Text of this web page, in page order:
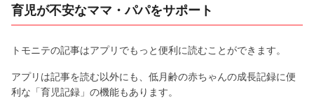
育児が不安なママ・パパをサポート
トモニテの記事はアプリでもっと便利に読むことができます。
アプリは記事を読む以外にも、低月齢の赤ちゃんの成長記録に便
利な「育児記録」の機能もあります。